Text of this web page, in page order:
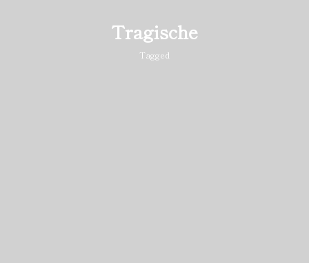
Tragische
Tagged